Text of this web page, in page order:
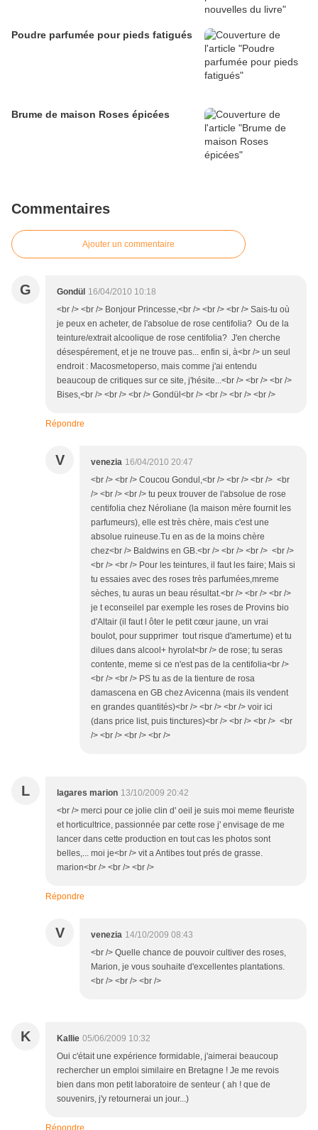
Poudre parfumée pour pieds fatigués
Brume de maison Roses épicées
Commentaires
Ajouter un commentaire
G Gondül 16/04/2010 10:18
<br /> <br /> Bonjour Princesse,<br /> <br /> <br /> Sais-tu où
je peux en acheter, de l'absolue de rose centifolia? Ou de la
teinture/extrait alcoolique de rose centifolia? J'en cherche
désespérement, et je ne trouve pas... enfin si, à<br /> un seul
endroit : Macosmetoperso, mais comme j'ai entendu
beaucoup de critiques sur ce site, j'hésite...<br /> <br /> <br />
Bises,<br /> <br /> <br /> Gondül<br /> <br /> <br /> <br />
Répondre
V venezia 16/04/2010 20:47
<br /> <br /> Coucou Gondul,<br /> <br /> <br /> <br
/> <br /> <br /> tu peux trouver de l'absolue de rose
centifolia chez Néroliane (la maison mère fournit les
parfumeurs), elle est très chère, mais c'est une
absolue ruineuse.Tu en as de la moins chère
chez<br /> Baldwins en GB.<br /> <br /> <br /> <br />
<br /> <br /> Pour les teintures, il faut les faire; Mais si
tu essaies avec des roses très parfumées,mreme
sèches, tu auras un beau résultat.<br /> <br /> <br />
je t econseilel par exemple les roses de Provins bio
d'Altair (il faut l ôter le petit cœur jaune, un vrai
boulot, pour supprimer tout risque d'amertume) et tu
dilues dans alcool+ hyrolat<br /> de rose; tu seras
contente, meme si ce n'est pas de la centifolia<br />
<br /> <br /> PS tu as de la tienture de rosa
damascena en GB chez Avicenna (mais ils vendent
en grandes quantités)<br /> <br /> <br /> voir ici
(dans price list, puis tinctures)<br /> <br /> <br /> <br
/> <br /> <br /> <br />
L lagares marion 13/10/2009 20:42
<br /> merci pour ce jolie clin d' oeil je suis moi meme fleuriste
et horticultrice, passionnée par cette rose j' envisage de me
lancer dans cette production en tout cas les photos sont
belles,... moi je<br /> vit a Antibes tout prés de grasse.
marion<br /> <br /> <br />
Répondre
V venezia 14/10/2009 08:43
<br /> Quelle chance de pouvoir cultiver des roses,
Marion, je vous souhaite d'excellentes plantations.
<br /> <br /> <br />
K Kallie 05/06/2009 10:32
Oui c'était une expérience formidable, j'aimerai beaucoup
rechercher un emploi similaire en Bretagne ! Je me revois
bien dans mon petit laboratoire de senteur ( ah ! que de
souvenirs, j'y retournerai un jour...)
Répondre